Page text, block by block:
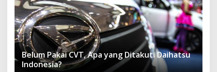
Belum Pakai CVT, Apa yang Ditakuti Daihatsu
Indonesia?